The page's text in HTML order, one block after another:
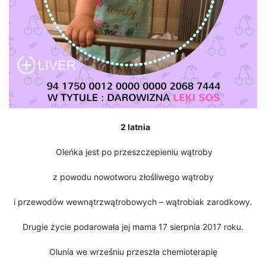
2 latnia
Oleńka jest po przeszczepieniu wątroby
z powodu nowotworu złośliwego wątroby
i przewodów wewnątrzwątrobowych – wątrobiak zarodkowy.
Drugie życie podarowała jej mama 17 sierpnia 2017 roku.
Olunia we wrześniu przeszła chemioterapię